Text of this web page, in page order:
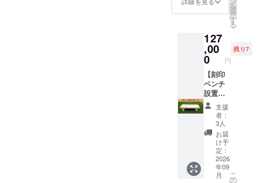
楽しめ
る逸品
となり
自分の
お名前
や所属
チーム
名、記
念日や
スロー
ガンな
ど、こ
の機会
に世界
に一つ
ページ
へのデ
ジタル
芳名
※①と同
じ内容
にて芳
名いた
しま
す。 ③
サンク
スレ
ター ☆
支援
時、必
ず備考
まで
のバッ
クネッ
トには
法人・
団体の
ロゴも
しくは
名称を
プリン
トし、
さらに
上部
ゴール
ポスト
のカ
バー1ヵ
リター
ロでも
使用し
ている
ミニ
ゴール
をとよ
たス
ポーツ
パーク
に寄贈
します
（２
台） 掲
出期
間：
2026年
を
選
択
す
る
127
,00
0 円
残り7
【刻印
ベンチ
設置・
個人プ
ラン】
＜リ
ターン
内容＞
①公園
内に記
銘した
ベンチ
支援
者：
3人
お届
け予
定：
2026
年09
月
こ
の